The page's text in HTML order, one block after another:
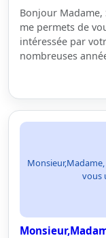
Bonjour
me permets de
intéressée par
nombreuses
vous